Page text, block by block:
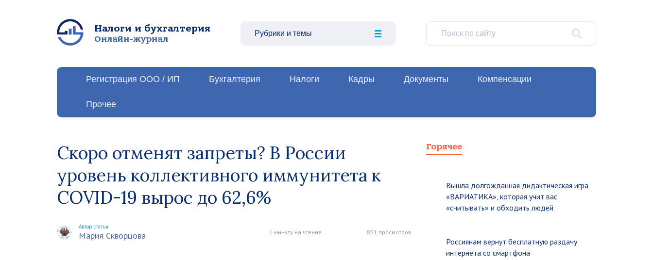
Налоги и бухгалтерия
Онлайн-журнал
Рубрики и темы
Регистрация ООО / ИП Бухгалтерия Налоги Кадры Документы Компенсации
Прочее
Скоро отменят запреты? В России
уровень коллективного иммунитета к
COVID-19 вырос до 62,6%
Автор статьи
Мария Скворцова 1 минуту на чтение 831 просмотров
Горячее
Вышла долгожданная дидактическая игра
«ВАРИАТИКА», которая учит вас
«считывать» и обходить людей
Россиянам вернут бесплатную раздачу
интернета со смартфона